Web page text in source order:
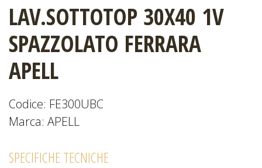
EVENTI
NEWS
LAV.SOTTOTOP 30X40 1V
SPAZZOLATO FERRARA
APELL
Codice: FE300UBC
Marca: APELL
SPECIFICHE TECNICHE